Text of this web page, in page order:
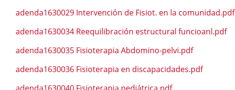
adenda1630029 Intervención de Fisiot. en la comunidad.pdf
adenda1630034 Reequilibración estructural funcioanl.pdf
adenda1630035 Fisioterapia Abdomino-pelvi.pdf
adenda1630036 Fisioterapia en discapacidades.pdf